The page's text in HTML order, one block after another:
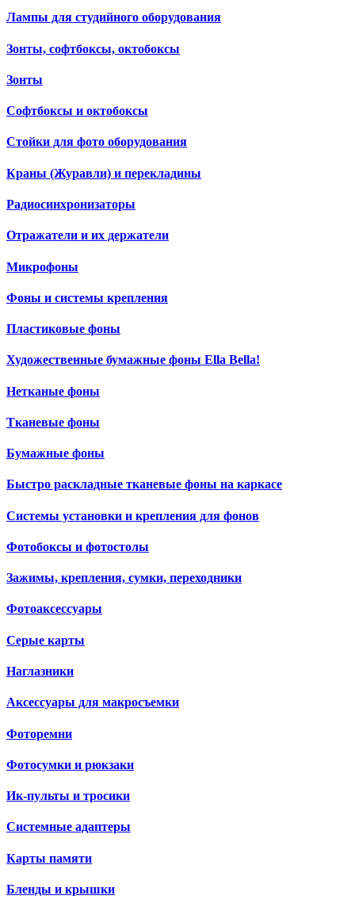
Лампы для студийного оборудования
Зонты, софтбоксы, октобоксы
Зонты
Софтбоксы и октобоксы
Стойки для фото оборудования
Краны (Журавли) и перекладины
Радиосинхронизаторы
Отражатели и их держатели
Микрофоны
Фоны и системы крепления
Пластиковые фоны
Художественные бумажные фоны Ella Bella!
Нетканые фоны
Тканевые фоны
Бумажные фоны
Быстро раскладные тканевые фоны на каркасе
Системы установки и крепления для фонов
Фотобоксы и фотостолы
Зажимы, крепления, сумки, переходники
Фотоаксессуары
Серые карты
Наглазники
Аксессуары для макросъемки
Фоторемни
Фотосумки и рюкзаки
Ик-пульты и тросики
Системные адаптеры
Карты памяти
Бленды и крышки